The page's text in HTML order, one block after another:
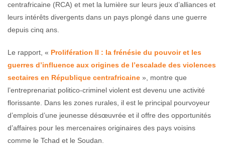
centrafricaine (RCA) et met la lumière sur leurs jeux d’alliances et
leurs intérêts divergents dans un pays plongé dans une guerre
depuis cinq ans.
Le rapport, « Prolifération II : la frénésie du pouvoir et les
guerres d’influence aux origines de l’escalade des violences
sectaires en République centrafricaine », montre que
l’entreprenariat politico-criminel violent est devenu une activité
florissante. Dans les zones rurales, il est le principal pourvoyeur
d’emplois d’une jeunesse désœuvrée et il offre des opportunités
d’affaires pour les mercenaires originaires des pays voisins
comme le Tchad et le Soudan.